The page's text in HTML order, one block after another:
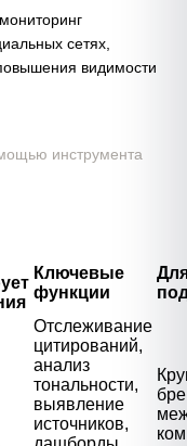
сетях,
видимости
инструмента
Ключевые
функции
Отслеживание
цитирований,
анализ
тональности,
выявление
источников,